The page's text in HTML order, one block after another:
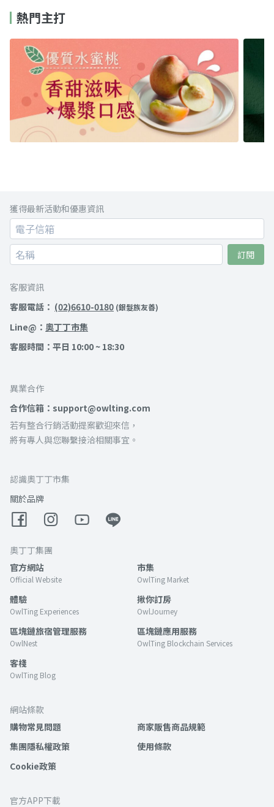
熱門主打
獲得最新活動和優惠資訊
訂閱
客服資訊
客服電話： (02)6610-0180 (銀髮族友善)
Line@： 奧丁丁市集
客服時間：平日 10:00 ~ 18:30
異業合作
合作信箱：support@owlting.com
若有整合行銷活動提案歡迎來信，
將有專人與您聯繫接洽相關事宜。
認識奧丁丁市集
關於品牌
奧丁丁集團
官方網站
Official Website
市集
OwlTing Market
體驗
OwlTing Experiences
揪你訂房
OwlJourney
區塊鏈旅宿管理服務
OwlNest
區塊鏈應用服務
OwlTing Blockchain Services
客棧
OwlTing Blog
網站條款
購物常見問題
商家販售商品規範
集團隱私權政策
使用條款
Cookie政策
官方APP下載